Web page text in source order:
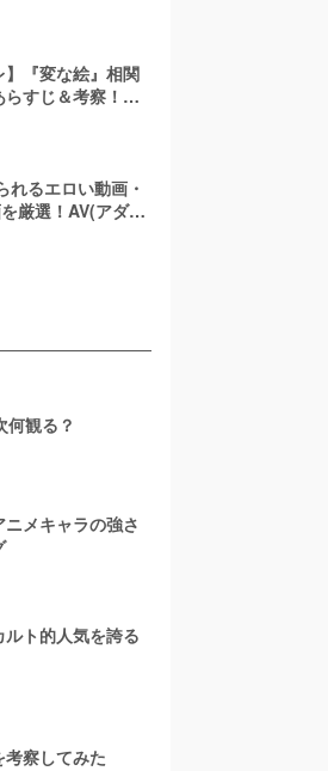
】『変な絵』相関
らすじ＆考察！重
れるエロい動画・
厳選！AV(アダル
観る？
ニメキャラの強さ
ルト的人気を誇る
察してみた